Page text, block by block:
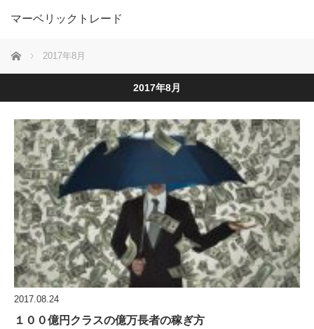
マーベリックトレード
ホーム 2017年8月
2017年8月
2017.08.24
１００億円クラスの億万長者の稼ぎ方